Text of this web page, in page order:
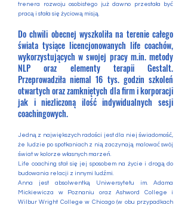
trenera rozwoju osobistego już dawno przestała być
pracą i stała się życiową misją.
Do chwili obecnej wyszkoliła na terenie całego
świata tysiące licencjonowanych life coachów,
wykorzystujących w swojej pracy m.in. metody
NLP oraz elementy terapii Gestalt.
Przeprowadziła niemal 16 tys. godzin szkoleń
otwartych oraz zamkniętych dla firm i korporacji
jak i niezliczoną ilość indywidualnych sesji
coachingowych.
Jedną z największych radości jest dla niej świadomość,
że ludzie po spotkaniach z nią zaczynają malować swój
świat w kolorze własnych marzeń.
Life coaching stał się jej sposobem na życie i drogą do
budowania relacji z innymi ludźmi.
Anna jest absolwentką Uniwersytetu im. Adama
Mickiewicza w Poznaniu oraz Ashword College i
Wilbur Wright College w Chicago (w obu przypadkach